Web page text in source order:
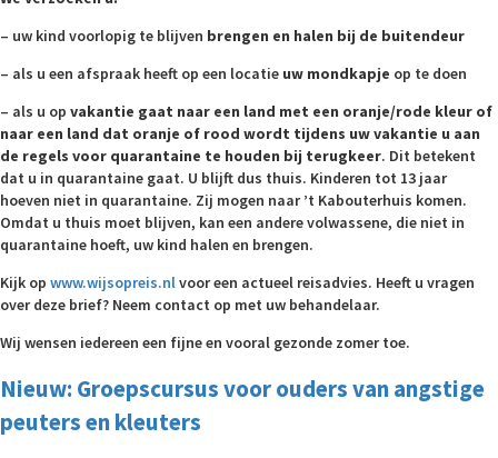
– uw kind voorlopig te blijven brengen en halen bij de buitendeur
– als u een afspraak heeft op een locatie uw mondkapje op te doen
– als u op vakantie gaat naar een land met een oranje/rode kleur of
naar een land dat oranje of rood wordt tijdens uw vakantie u aan
de regels voor quarantaine te houden bij terugkeer. Dit betekent
dat u in quarantaine gaat. U blijft dus thuis. Kinderen tot 13 jaar
hoeven niet in quarantaine. Zij mogen naar ’t Kabouterhuis komen.
Omdat u thuis moet blijven, kan een andere volwassene, die niet in
quarantaine hoeft, uw kind halen en brengen.
Kijk op www.wijsopreis.nlvoor een actueel reisadvies. Heeft u vragen
over deze brief? Neem contact op met uw behandelaar.
Wij wensen iedereen een fijne en vooral gezonde zomer toe.
Nieuw: Groepscursus voor ouders van angstige
peuters en kleuters